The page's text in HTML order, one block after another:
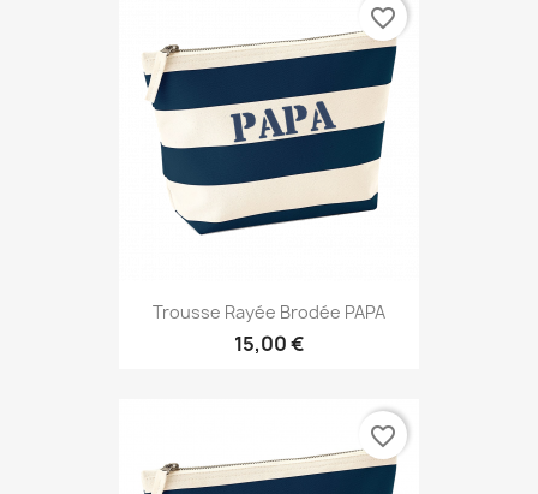
Trousse Rayée Brodée PAPA
15,00 €
favorite_border
favorite_border